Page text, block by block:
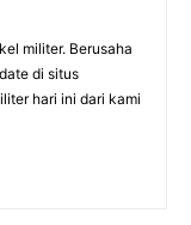
militer. Berusaha
di situs
hari ini dari kami